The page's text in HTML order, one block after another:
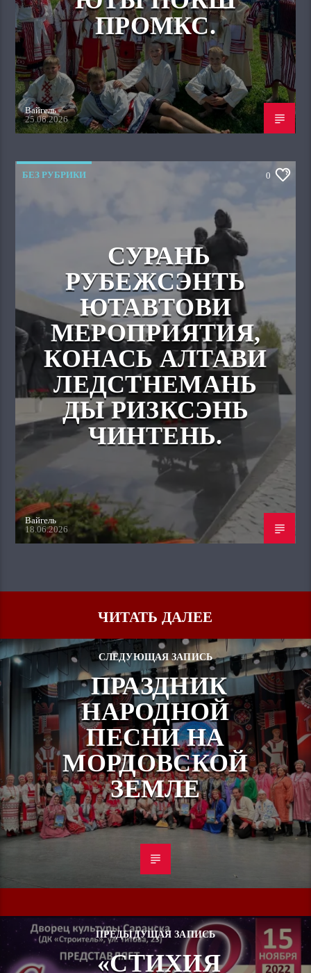
ПРОМКС.
Вайгель
25.06.2026
БЕЗ РУБРИКИ 0
СУРАНЬ
РУБЕЖСЭНТЬ
ЮТАВТОВИ
МЕРОПРИЯТИЯ,
КОНАСЬ АЛТАВИ
ЛЕДСТНЕМАНЬ
ДЫ РИЗКСЭНЬ
ЧИНТЕНЬ.
Вайгель
18.06.2026
ЧИТАТЬ ДАЛЕЕ
СЛЕДУЮЩАЯ ЗАПИСЬ
ПРАЗДНИК
НАРОДНОЙ
ПЕСНИ НА
МОРДОВСКОЙ
ЗЕМЛЕ
ПРЕДЫДУЩАЯ ЗАПИСЬ
«СТИХИЯ